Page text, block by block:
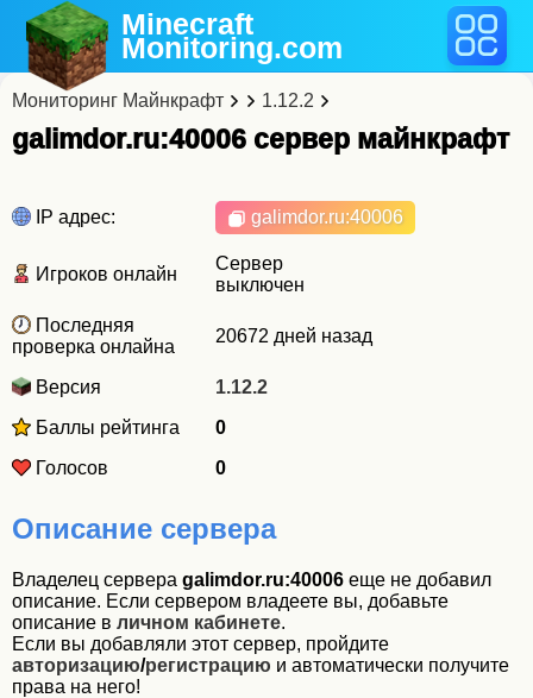
Minecraft
Monitoring.com
Мониторинг Майнкрафт 1.12.2
galimdor.ru:40006 cервер майнкрафт
IP адрес: galimdor.ru:40006
Игроков онлайн
Сервер
выключен
Последняя
проверка онлайна
20672 дней назад
Версия
1.12.2
Баллы рейтинга
0
Голосов
0
Описание сервера
Владелец сервера galimdor.ru:40006 еще не добавил
описание. Если сервером владеете вы, добавьте
описание в личном кабинете.
Если вы добавляли этот сервер, пройдите
авторизацию/регистрацию и автоматически получите
права на него!